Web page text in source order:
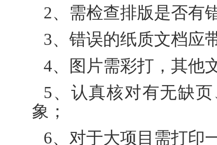
2、需检查排版是否有
3、错误的纸质文档应
4、图片需彩打，其他
5、认真核对有无缺
象；
6、对于大项目需打印